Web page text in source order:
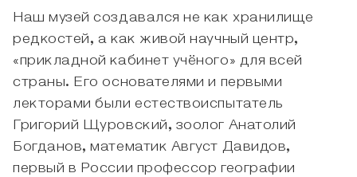
Наш музей создавался не как хранилище
редкостей, а как живой научный центр,
«прикладной кабинет учёного» для всей
страны. Его основателями и первыми
лекторами были естествоиспытатель
Григорий Щуровский, зоолог Анатолий
Богданов, математик Август Давидов,
первый в России профессор географии